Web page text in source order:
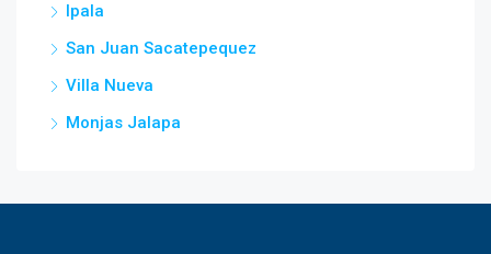
Ipala
San Juan Sacatepequez
Villa Nueva
Monjas Jalapa